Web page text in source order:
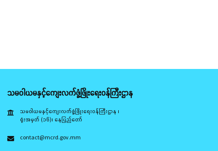
သမဝါယမနှင့်ကျေးလက်ဖွံ့ဖြိုးရေးဝန်ကြီးဌာန
သမဝါယမနှင့်ကျေးလက်ဖွံ့ဖြိုးရေးဝန်ကြီးဌာန ၊
ရုံးအမှတ် (၁၆)၊ နေပြည်တော်
contact@mcrd.gov.mm